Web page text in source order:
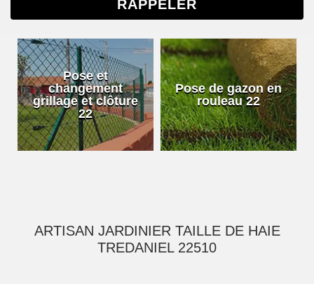
Pose et
changement
grillage et clôture
22
Pose de gazon en
rouleau 22
ARTISAN JARDINIER TAILLE DE HAIE
TREDANIEL 22510